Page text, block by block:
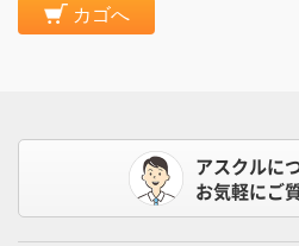
カゴへ
アスクルに
お気軽にご